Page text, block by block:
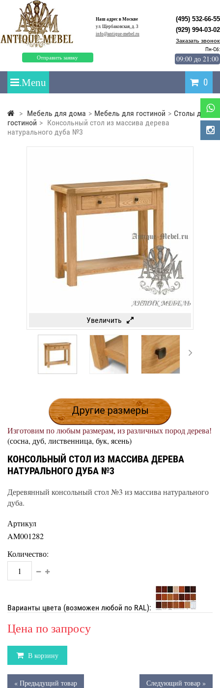
Наш адрес в Москве
ул. Щербаковская, д. 3
info@antique-mebel.ru
Отправить заявку
(495) 532-66-55
(929) 994-03-02
Заказать звонок
Пн-Сб:
09:00 до 21:00
0
> Мебель для дома > Мебель для гостиной > Столы для
гостиной > Консольный стол из массива дерева
натурального дуба №3
Увеличить
Другие размеры
Изготовим по любым размерам, из различных пород дерева!
(сосна, дуб, лиственница, бук, ясень)
КОНСОЛЬНЫЙ СТОЛ ИЗ МАССИВА ДЕРЕВА
НАТУРАЛЬНОГО ДУБА №3
Деревянный консольный стол №3 из массива натурального
дуба.
Артикул
AM001282
Количество:
Варианты цвета (возможен любой по RAL):
Цена по запросу
В корзину
« Предыдущий товар Следующий товар »